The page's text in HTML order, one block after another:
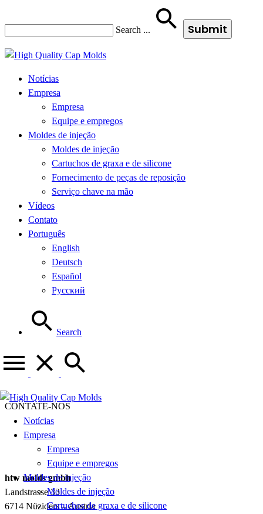
Search ...
Notícias
Empresa
Empresa
Equipe e empregos
Moldes de injeção
Moldes de injeção
Cartuchos de graxa e de silicone
Fornecimento de peças de reposição
Serviço chave na mão
Vídeos
Contato
Português
English
Deutsch
Español
Русский
Search
Notícias
Empresa
Empresa
Equipe e empregos
Moldes de injeção
Moldes de injeção
Cartuchos de graxa e de silicone
CONTATE-NOS
htw molds gmbh
Landstrasse 33
6714 Nüziders – Austria